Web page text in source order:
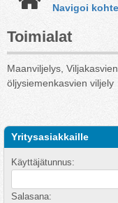
Navigoi
Toimialat
Maanviljelys,
öljysiemenkasvien viljely
Yritysasiakkaille
Käyttäjätunnus:
Salasana: